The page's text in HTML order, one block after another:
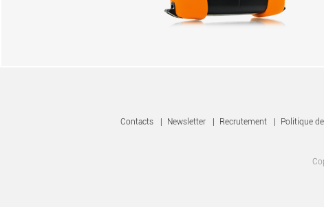
Contacts Newsletter Recrutement Politique